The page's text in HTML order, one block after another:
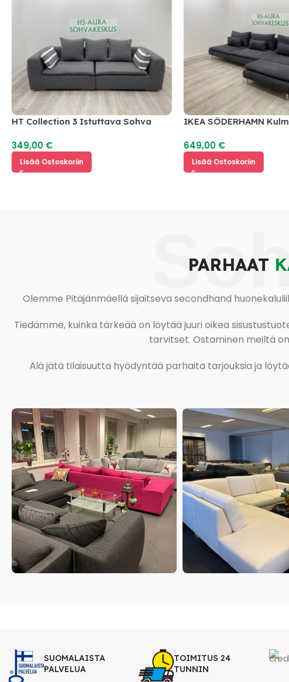
HT Collection 3 Istuttava Sohva
349,00€
Lisää Ostoskoriin
IKEA SÖDERHAMN
649,00€
Lisää Ostoskoriin
PARHAAT
Olemme Pitäjänmäellä sijaitseva secondhand
Tiedämme, kuinka tärkeää on löytää juuri oikea
tarvitset. Ostaminen meiltä
Älä jätä tilaisuutta hyödyntää parhaita tarjouksia ja
SUOMALAISTA
PALVELUA
TOIMITUS 24
TUNNIN